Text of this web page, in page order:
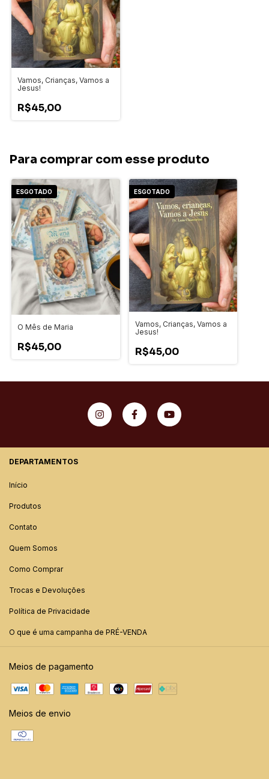
Vamos, Crianças, Vamos a
Jesus!
R$45,00
Para comprar com esse produto
ESGOTADO
O Mês de Maria
R$45,00
ESGOTADO
Vamos, Crianças, Vamos a
Jesus!
R$45,00
DEPARTAMENTOS
Início
Produtos
Contato
Quem Somos
Como Comprar
Trocas e Devoluções
Política de Privacidade
O que é uma campanha de PRÉ-VENDA
Meios de pagamento
Meios de envio